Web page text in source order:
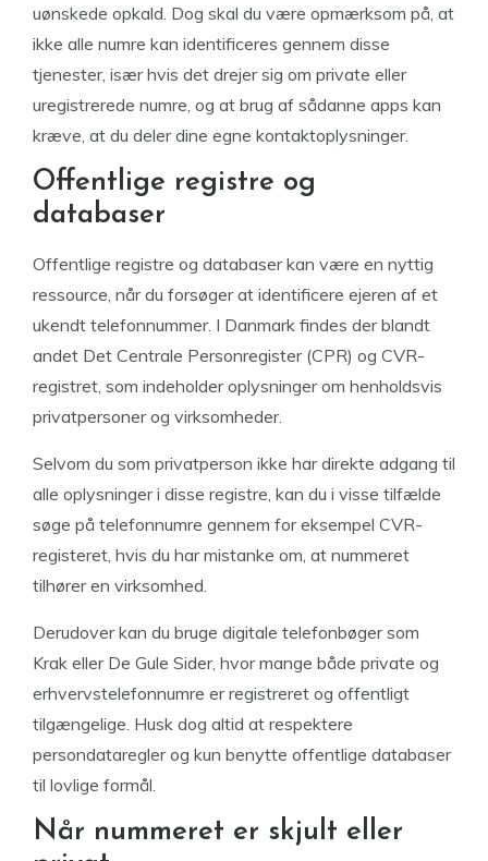
uønskede opkald. Dog skal du være opmærksom på, at
ikke alle numre kan identificeres gennem disse
tjenester, især hvis det drejer sig om private eller
uregistrerede numre, og at brug af sådanne apps kan
kræve, at du deler dine egne kontaktoplysninger.
Offentlige registre og
databaser
Offentlige registre og databaser kan være en nyttig
ressource, når du forsøger at identificere ejeren af et
ukendt telefonnummer. I Danmark findes der blandt
andet Det Centrale Personregister (CPR) og CVR-
registret, som indeholder oplysninger om henholdsvis
privatpersoner og virksomheder.
Selvom du som privatperson ikke har direkte adgang til
alle oplysninger i disse registre, kan du i visse tilfælde
søge på telefonnumre gennem for eksempel CVR-
registeret, hvis du har mistanke om, at nummeret
tilhører en virksomhed.
Derudover kan du bruge digitale telefonbøger som
Krak eller De Gule Sider, hvor mange både private og
erhvervstelefonnumre er registreret og offentligt
tilgængelige. Husk dog altid at respektere
persondataregler og kun benytte offentlige databaser
til lovlige formål.
Når nummeret er skjult eller